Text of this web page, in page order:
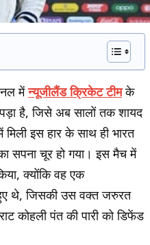
मेंन्यूजीलैंड क्रिकेट टीमके
पड़ा है, जिसे अब सालों तक शायद
इस हार के साथ ही भारत
सपना चूर हो गया। इस मैच में
क्योंकि वह एक
थे, जिसकी उस वक्त जरुरत
कोहली पंत की पारी को डिफेंड